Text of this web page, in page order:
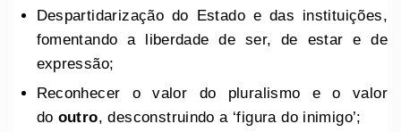
Despartidarização do Estado e das instituições,
fomentando a liberdade de ser, de estar e de
expressão;
Reconhecer o valor do pluralismo e o valor
do outro, desconstruindo a ‘figura do inimigo’;